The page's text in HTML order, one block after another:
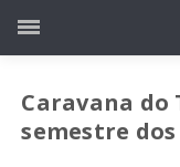
Caravana do
semestre